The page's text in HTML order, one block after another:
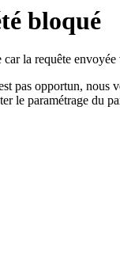
bloqué
la requête envoyée
pas opportun, nous
le paramétrage du